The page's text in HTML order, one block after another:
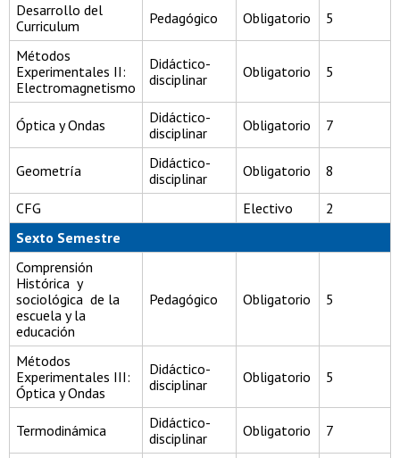
Desarrollo del
Curriculum
Pedagógico Obligatorio 5
Métodos
Experimentales II:
Electromagnetismo
Didáctico-
disciplinar
Obligatorio 5
Óptica y Ondas
Didáctico-
disciplinar
Obligatorio 7
Geometría
Didáctico-
disciplinar
Obligatorio 8
CFG Electivo
2
Sexto Semestre
Comprensión
Histórica y
sociológica de la
escuela y la
educación
Pedagógico Obligatorio 5
Métodos
Experimentales III:
Óptica y Ondas
Didáctico-
disciplinar
Obligatorio 5
Termodinámica
Didáctico-
disciplinar
Obligatorio 7